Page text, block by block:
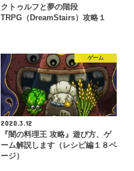
クトゥルフと夢の階段
TRPG（DreamStairs）攻略１
ゲーム
2020.3.12
『闇の料理王 攻略』遊び方、ゲ
ーム解説します（レシピ編１８ペ
ージ）